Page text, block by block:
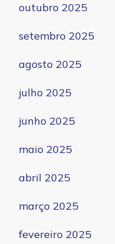
outubro 2025
setembro 2025
agosto 2025
julho 2025
junho 2025
maio 2025
abril 2025
março 2025
fevereiro 2025